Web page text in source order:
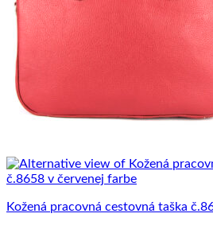
Kožená pracovná cestovná taška